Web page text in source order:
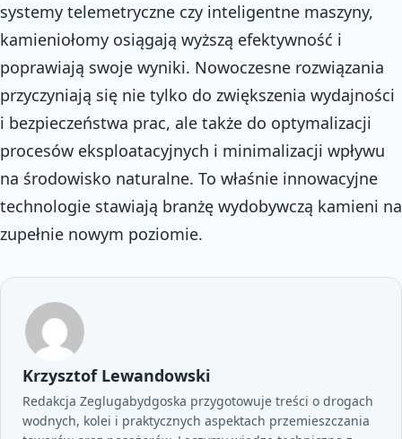
systemy telemetryczne czy inteligentne maszyny,
kamieniołomy osiągają wyższą efektywność i
poprawiają swoje wyniki. Nowoczesne rozwiązania
przyczyniają się nie tylko do zwiększenia wydajności
i bezpieczeństwa prac, ale także do optymalizacji
procesów eksploatacyjnych i minimalizacji wpływu
na środowisko naturalne. To właśnie innowacyjne
technologie stawiają branżę wydobywczą kamieni na
zupełnie nowym poziomie.
Krzysztof Lewandowski
Redakcja Zeglugabydgoska przygotowuje treści o drogach
wodnych, kolei i praktycznych aspektach przemieszczania